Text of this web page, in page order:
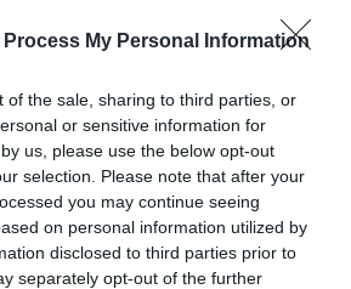
Process My Personal Information
of the sale, sharing to third parties, or
or sensitive information for
us, please use the below opt-out
selection. Please note that after your
you may continue seeing
on personal information utilized by
disclosed to third parties prior to
separately opt-out of the further
Retour en haut de page
à Udine
Retour en haut de page
à Frosinone
à Roma
à Viterbo